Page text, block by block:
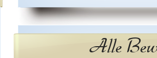
Alle